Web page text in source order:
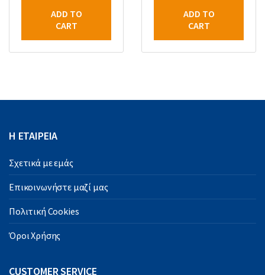
ADD TO
CART
ADD TO
CART
Η ΕΤΑΙΡΕΙΑ
Σχετικά με εμάς
Επικοινωνήστε μαζί μας
Πολιτική Cookies
Όροι Χρήσης
CUSTOMER SERVICE